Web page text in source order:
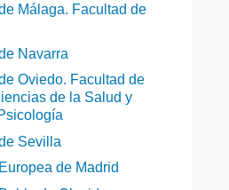
Málaga. Facultad de
Navarra
Oviedo. Facultad de
de la Salud y
Sevilla
de Madrid